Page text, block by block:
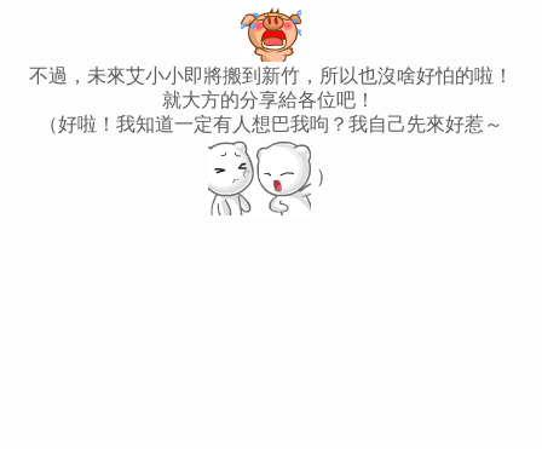
不過，未來艾小小即將搬到新竹，所以也沒啥好怕的啦！
就大方的分享給各位吧！
（好啦！我知道一定有人想巴我呴？我自己先來好惹～
）